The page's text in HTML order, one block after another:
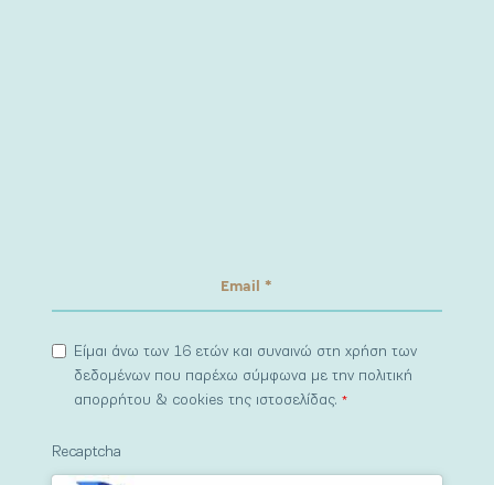
Είμαι άνω των 16 ετών και συναινώ στη χρήση των
δεδομένων που παρέχω σύμφωνα με την πολιτική
απορρήτου & cookies της ιστοσελίδας.*
Recaptcha